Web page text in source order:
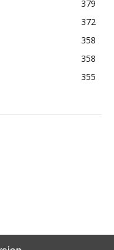
379
372
358
358
355